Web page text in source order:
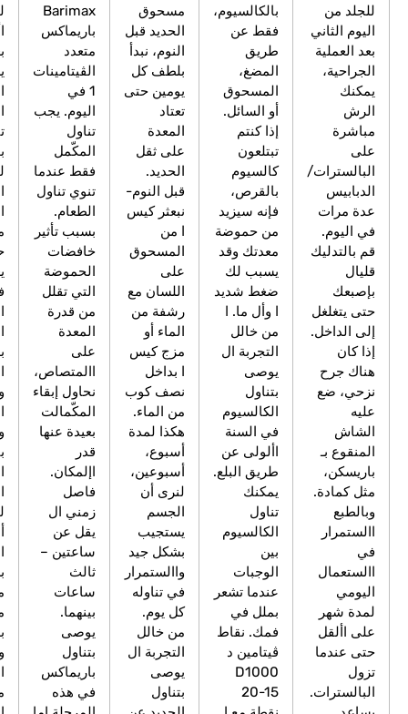
بالكالسيوم،
فقط عن
طريق
المضغ،
المسحوق
أو السائل.
إذا كنتم
تبتلعون
كالسيوم
بالقرص،
فإنه سيزيد
من حموضة
معدتك وقد
يسبب لك
ضغط شديد
ا وأل ما. ا
من خالل
التجربة ال
يوصى
بتناول
الكالسيوم
في السنة
األولى عن
طريق البلع.
يمكنك
تناول
الكالسيوم
بين
الوجبات
عندما تشعر
بملل في
فمك. نقاط
ڨيتامين د
D1000
20-15
مسحوق
الحديد قبل
النوم، نبدأ
بلطف كل
يومين حتى
تعتاد
المعدة
على ثقل
الحديد.
قبل النوم-
نبعثر كيس
ا من
المسحوق
على
اللسان مع
رشفة من
الماء أو
مزج كيس
ا بداخل
نصف كوب
من الماء.
هكذا لمدة
أسبوع،
أسبوعين،
لنرى أن
الجسم
يستجيب
بشكل جيد
واالستمرار
في تناوله
كل يوم.
من خالل
التجربة ال
يوصى
بتناول
Barimax
باريماكس
متعدد
الڨيتامينات
1 في
اليوم. يجب
تناول
المكّمل
فقط عندما
تنوي تناول
الطعام.
بسبب تأثير
خافضات
الحموضة
التي تقلل
من قدرة
المعدة
على
االمتصاص،
نحاول إبقاء
المكّمالت
بعيدة عنها
قدر
اإلمكان.
فاصل
زمني ال
يقل عن
ساعتين –
ثالث
ساعات
بينهما.
يوصى
بتناول
باريماكس
في هذه
لجراحة ا في
األسبوع األول
بعد العملية
يستريحون
النتعاش
المعدة. يتم
تناول أدوية
بوصفة طبية
لتقليل
الحموضة، في
الصباح على
معدة خاوية.
حقن – ما
يعطيه الطبيب
في الوصفة
الطبية حسب
التعليمات. يتم
بذل الجهد في
االنتعاش،
ومعرفة أنه من
الممكن األكل
والشرب
بانتظام. تفضل
السوائل
الرائقة التي
ليست على
أساس
الحليب. يوصى
بشوربة جيدة
مطبوخة مع
مرقة الدجاج،
بهارات وملح
وتم تصفيتها.
ادخل إلى
مكتبة